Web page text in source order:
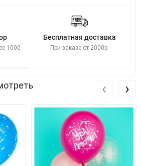
1000
Бесплатная доставка
При заказе от 2000р.
‹ ›